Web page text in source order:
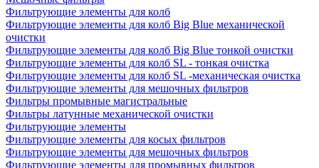
Фильтрующие элементы для колб
Фильтрующие элементы для колб Big Blue механической
очистки
Фильтрующие элементы для колб Big Blue тонкой очистки
Фильтрующие элементы для колб SL - тонкая очистка
Фильтрующие элементы для колб SL -механическая очистка
Фильтрующие элементы для мешочных фильтров
Фильтры промывные магистральные
Фильтры латунные механической очистки
Фильтрующие элементы
Фильтрующие элементы для косых фильтров
Фильтрующие элементы для мешочных фильтров
Фильтрующие элементы для промывных фильтров